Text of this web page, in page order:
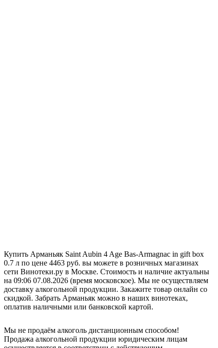
Купить Арманьяк Saint Aubin 4 Age Bas-Armagnac in gift box
0.7 л по цене 4463 руб. вы можете в розничных магазинах
сети Винотеки.ру в Москве. Стоимость и наличие актуальны
на 09:06 07.08.2026 (время московское). Мы не осуществляем
доставку алкогольной продукции. Закажите товар онлайн со
скидкой. Забрать Арманьяк можно в наших винотеках,
оплатив наличными или банковской картой.
Мы не продаём алкоголь дистанционным способом!
Продажа алкогольной продукции юридическим лицам